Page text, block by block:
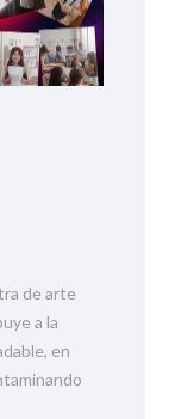
de arte
a la
en